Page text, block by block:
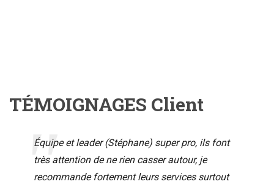
TÉMOIGNAGES Client
Équipe et leader (Stéphane) super pro, ils font
très attention de ne rien casser autour, je
recommande fortement leurs services surtout